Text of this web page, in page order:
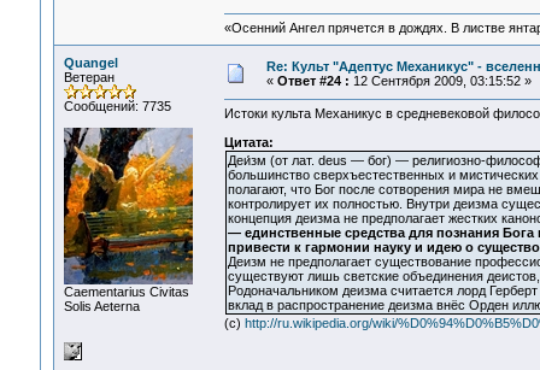
«Осенний Ангел прячется в дождях. В листве
Quangel
Ветеран
Сообщений: 7735
Сaementarius Civitas
Solis Aeterna
Re: Культ "Адептус Механикус" -
« Ответ #24 : 12 Сентября 2009, 03:15:52 »
Истоки культа Механикус в средневековой
Цитата:
Деи́зм (от лат. deus — бог) — религиозно-
большинство сверхъестественных и
полагают, что Бог после сотворения мира не
контролирует их полностью. Внутри деизма
концепция деизма не предполагает жестких
— единственные средства для познания Бога
привести к гармонии науку и идею о
Деизм не предполагает существование
существуют лишь светские объединения
Родоначальником деизма считается лорд
вклад в распространение деизма внёс Орден
(с) http://ru.wikipedia.org/wiki/